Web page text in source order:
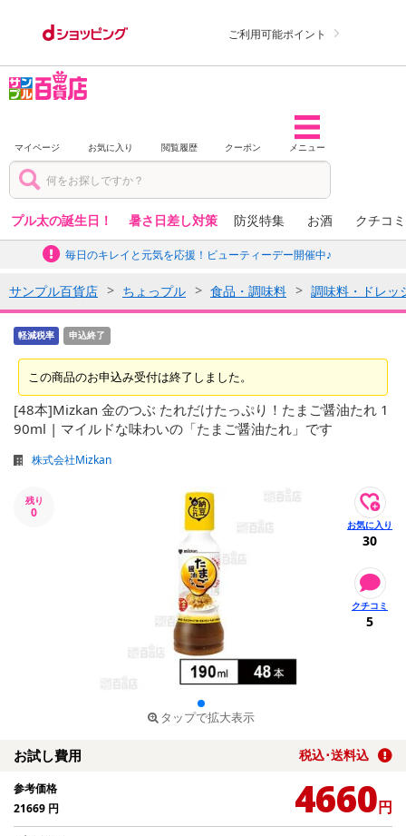
ご利用可能ポイント
マイページ お気に入り 閲覧履歴 クーポン メニュー
プル太の誕生日！ 暑さ日差し対策 防災特集 お酒 クチコ
毎日のキレイと元気を応援！ビューティーデー開催中♪
サンプル百貨店 ちょっプル 食品・調味料 調味料・ドレッ
軽減税率 申込終了
この商品のお申込み受付は終了しました。
[48本]Mizkan 金のつぶ たれだけたっぷり！たまご醤油たれ 1
90ml | マイルドな味わいの「たまご醤油たれ」です
株式会社Mizkan
残り
0
タップで拡大表示
30
5
お試し費用 税込･送料込
参考価格
21669 円 4660円